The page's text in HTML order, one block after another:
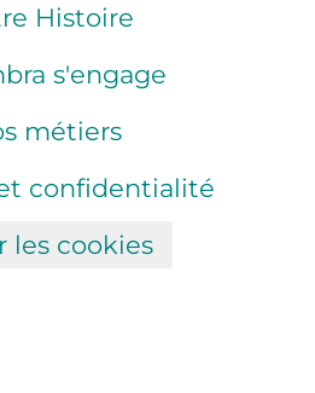
Histoire
s'engage
métiers
confidentialité
les cookies